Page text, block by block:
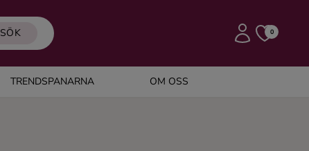
SÖK 0
TRENDSPANARNA OM OSS